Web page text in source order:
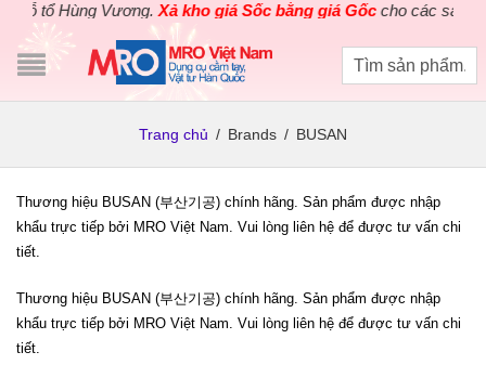
tổ Hùng Vương.Xả kho giá Sốc bằng giá Gốccho các sản
Trang chủ / Brands / BUSAN
Thương hiệu BUSAN (부산기공) chính hãng. Sản phẩm được nhập
khẩu trực tiếp bởi MRO Việt Nam. Vui lòng liên hệ để được tư vấn chi
tiết.
Thương hiệu BUSAN (부산기공) chính hãng. Sản phẩm được nhập
khẩu trực tiếp bởi MRO Việt Nam. Vui lòng liên hệ để được tư vấn chi
tiết.